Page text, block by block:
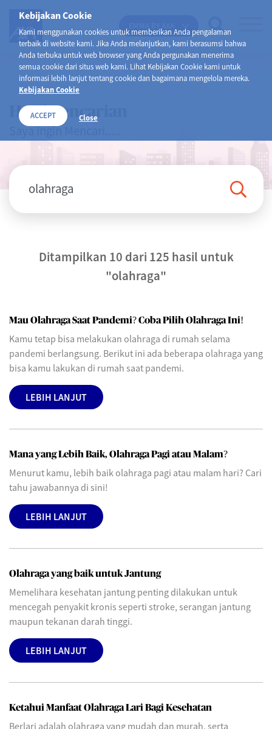
Kebijakan Cookie
Kami menggunakan cookies untuk memberikan Anda pengalaman
terbaik di website kami. Jika Anda melanjutkan, kami berasumsi bahwa
Anda terbuka untuk web browser yang Anda pergunakan menerima
semua cookie dari situs web kami. Lihat Kebijakan Cookie kami untuk
informasi lebih lanjut tentang cookie dan bagaimana mengelola mereka.
Kebijakan Cookie
ACCEPT Close
Hasil Pencarian
Saya Ingin Mencari.....
Ditampilkan 10 dari 125 hasil untuk
"olahraga"
Mau Olahraga Saat Pandemi? Coba Pilih Olahraga Ini!
Kamu tetap bisa melakukan olahraga di rumah selama
pandemi berlangsung. Berikut ini ada beberapa olahraga yang
bisa kamu lakukan di rumah saat pandemi.
LEBIH LANJUT
Mana yang Lebih Baik, Olahraga Pagi atau Malam?
Menurut kamu, lebih baik olahraga pagi atau malam hari? Cari
tahu jawabannya di sini!
LEBIH LANJUT
Olahraga yang baik untuk Jantung
Memelihara kesehatan jantung penting dilakukan untuk
mencegah penyakit kronis seperti stroke, serangan jantung
maupun tekanan darah tinggi.
LEBIH LANJUT
Ketahui Manfaat Olahraga Lari Bagi Kesehatan
Berlari adalah olahraga yang mudah dan murah, serta